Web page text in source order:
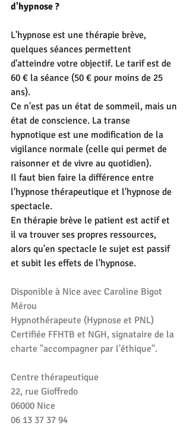
d'hypnose ?
L'hypnose est une thérapie brève,
quelques séances permettent
d'atteindre votre objectif. Le tarif est de
60 € la séance (50 € pour moins de 25
ans).
Ce n'est pas un état de sommeil, mais un
état de conscience. La transe
hypnotique est une modification de la
vigilance normale (celle qui permet de
raisonner et de vivre au quotidien).
Il faut bien faire la différence entre
l'hypnose thérapeutique et l'hypnose de
spectacle.
En thérapie brève le patient est actif et
il va trouver ses propres ressources,
alors qu'en spectacle le sujet est passif
et subit les effets de l'hypnose.
Disponible à Nice avec Caroline Bigot
Mérou
Hypnothérapeute (Hypnose et PNL)
Certifiée FFHTB et NGH, signataire de la
charte "accompagner par l'éthique".
Centre thérapeutique
22, rue Gioffredo
06000 Nice
06 13 37 37 94